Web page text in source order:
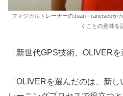
フィジカルトレーナーのJuan Franciscoが
くことの意味を
「新世代GPS技術、OLIVERを
「OLIVERを選んだのは、新